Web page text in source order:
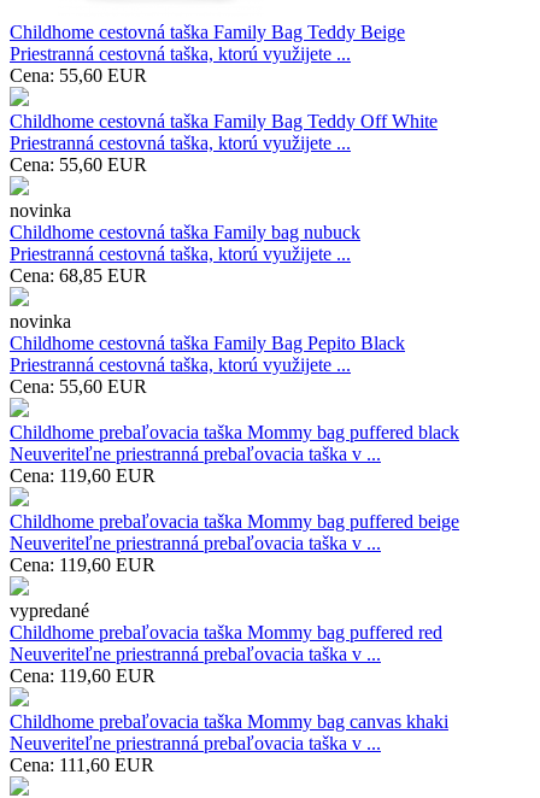
Childhome cestovná taška Family Bag Teddy Beige
Priestranná cestovná taška, ktorú využijete ...
Cena: 55,60 EUR
Childhome cestovná taška Family Bag Teddy Off White
Priestranná cestovná taška, ktorú využijete ...
Cena: 55,60 EUR
novinka
Childhome cestovná taška Family bag nubuck
Priestranná cestovná taška, ktorú využijete ...
Cena: 68,85 EUR
novinka
Childhome cestovná taška Family Bag Pepito Black
Priestranná cestovná taška, ktorú využijete ...
Cena: 55,60 EUR
Childhome prebaľovacia taška Mommy bag puffered black
Neuveriteľne priestranná prebaľovacia taška v ...
Cena: 119,60 EUR
Childhome prebaľovacia taška Mommy bag puffered beige
Neuveriteľne priestranná prebaľovacia taška v ...
Cena: 119,60 EUR
vypredané
Childhome prebaľovacia taška Mommy bag puffered red
Neuveriteľne priestranná prebaľovacia taška v ...
Cena: 119,60 EUR
Childhome prebaľovacia taška Mommy bag canvas khaki
Neuveriteľne priestranná prebaľovacia taška v ...
Cena: 111,60 EUR